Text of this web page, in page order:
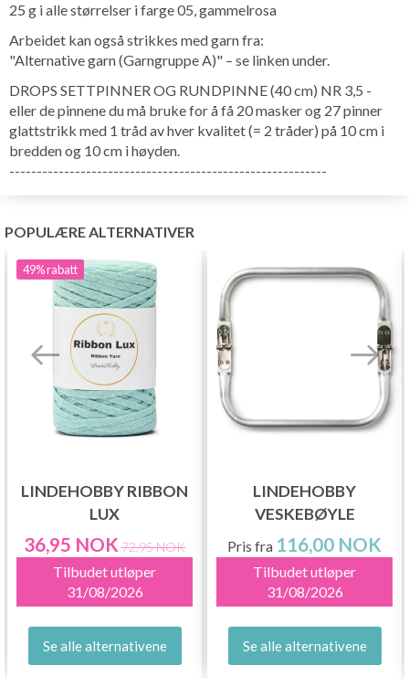
25 g i alle størrelser i farge 05, gammelrosa
Arbeidet kan også strikkes med garn fra:
"Alternative garn (Garngruppe A)" – se linken under.
DROPS SETTPINNER OG RUNDPINNE (40 cm) NR 3,5 -
eller de pinnene du må bruke for å få 20 masker og 27 pinner
glattstrikk med 1 tråd av hver kvalitet (= 2 tråder) på 10 cm i
bredden og 10 cm i høyden.
----------------------------------------------------------
POPULÆRE ALTERNATIVER
49%rabatt
LINDEHOBBY RIBBON
LUX
36,95 NOK 72,95 NOK
Tilbudet utløper
31/08/2026
Se alle alternativene
LINDEHOBBY
VESKEBØYLE
Pris fra 116,00 NOK
Tilbudet utløper
31/08/2026
Se alle alternativene